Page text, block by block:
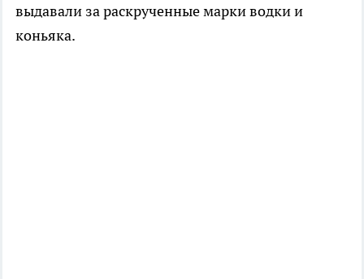
выдавали за раскрученные марки водки и
коньяка.